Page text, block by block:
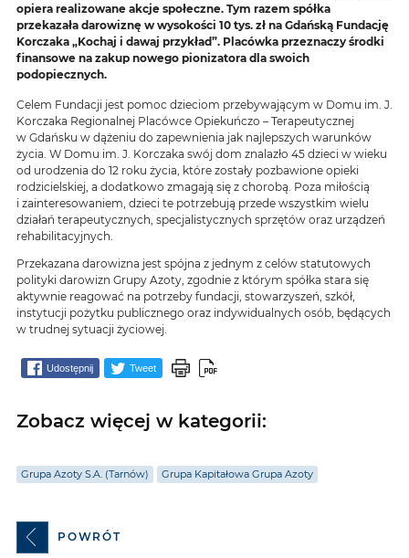
opiera realizowane akcje społeczne. Tym razem spółka
przekazała darowiznę w wysokości 10 tys. zł na Gdańską Fundację
Korczaka „Kochaj i dawaj przykład”. Placówka przeznaczy środki
finansowe na zakup nowego pionizatora dla swoich
podopiecznych.
Celem Fundacji jest pomoc dzieciom przebywającym w Domu im. J.
Korczaka Regionalnej Placówce Opiekuńczo – Terapeutycznej
w Gdańsku w dążeniu do zapewnienia jak najlepszych warunków
życia. W Domu im. J. Korczaka swój dom znalazło 45 dzieci w wieku
od urodzenia do 12 roku życia, które zostały pozbawione opieki
rodzicielskiej, a dodatkowo zmagają się z chorobą. Poza miłością
i zainteresowaniem, dzieci te potrzebują przede wszystkim wielu
działań terapeutycznych, specjalistycznych sprzętów oraz urządzeń
rehabilitacyjnych.
Przekazana darowizna jest spójna z jednym z celów statutowych
polityki darowizn Grupy Azoty, zgodnie z którym spółka stara się
aktywnie reagować na potrzeby fundacji, stowarzyszeń, szkół,
instytucji pożytku publicznego oraz indywidualnych osób, będących
w trudnej sytuacji życiowej.
Udostępnij Tweet
Zobacz więcej w kategorii:
Grupa Azoty S.A. (Tarnów) Grupa Kapitałowa Grupa Azoty
POWRÓT